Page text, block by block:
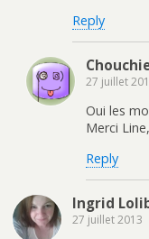
Reply
27 juillet
Oui les
Merci
Reply
Ingrid
27 juillet 2013